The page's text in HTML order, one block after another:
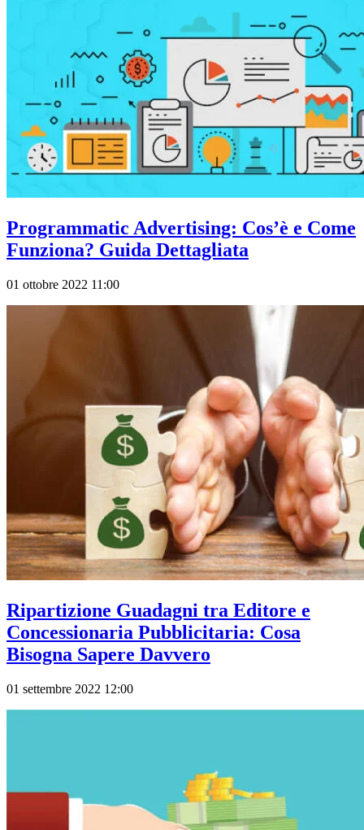
Programmatic Advertising: Cos’è e Come
Funziona? Guida Dettagliata
01 ottobre 2022 11:00
Ripartizione Guadagni tra Editore e
Concessionaria Pubblicitaria: Cosa
Bisogna Sapere Davvero
01 settembre 2022 12:00